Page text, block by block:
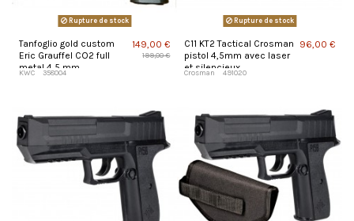
Rupture de stock
Tanfoglio gold custom
Eric Grauffel CO2 full
metal 4,5 mm
KWC 358004
149,00 €
199,00 €
Rupture de stock
C11 KT2 Tactical Crosman
pistol 4,5mm avec laser
et silencieux
Crosman 491020
96,00 €